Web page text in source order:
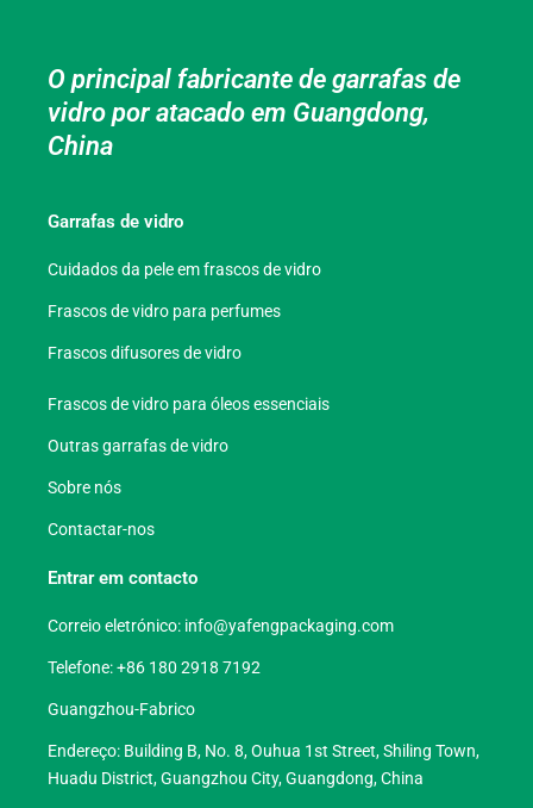
O principal fabricante de garrafas de
vidro por atacado em Guangdong,
China
Garrafas de vidro
Cuidados da pele em frascos de vidro
Frascos de vidro para perfumes
Frascos difusores de vidro
Frascos de vidro para óleos essenciais
Outras garrafas de vidro
Sobre nós
Contactar-nos
Entrar em contacto
Correio eletrónico: info@yafengpackaging.com
Telefone: +86 180 2918 7192
Guangzhou-Fabrico
Endereço: Building B, No. 8, Ouhua 1st Street, Shiling Town,
Huadu District, Guangzhou City, Guangdong, China